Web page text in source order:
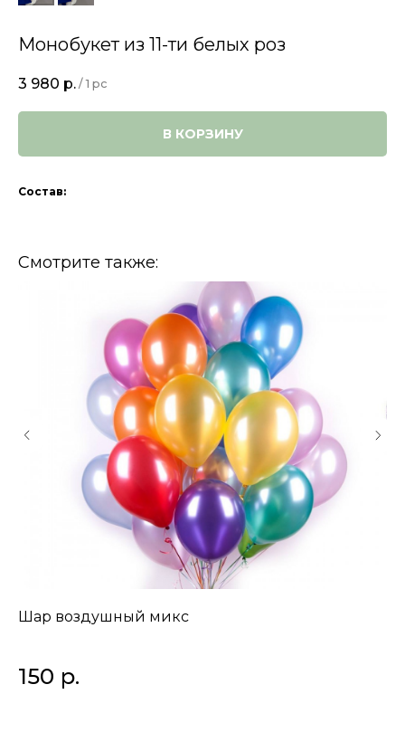
Монобукет из 11-ти белых роз
3 980 р. / 1 pc
В КОРЗИНУ
Состав:
Смотрите также:
Шар воздушный микс
150 р.